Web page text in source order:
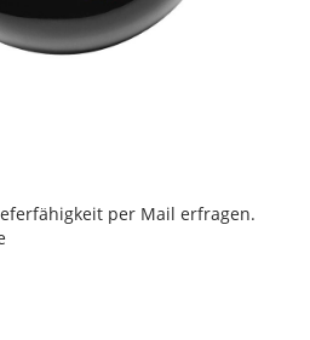
per Mail erfragen.